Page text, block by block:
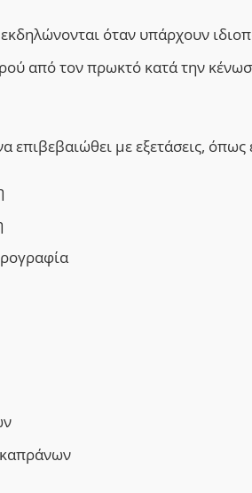
όταν υπάρχουν
από τον πρωκτό κατά την
επιβεβαιώθει με εξετάσεις, όπως